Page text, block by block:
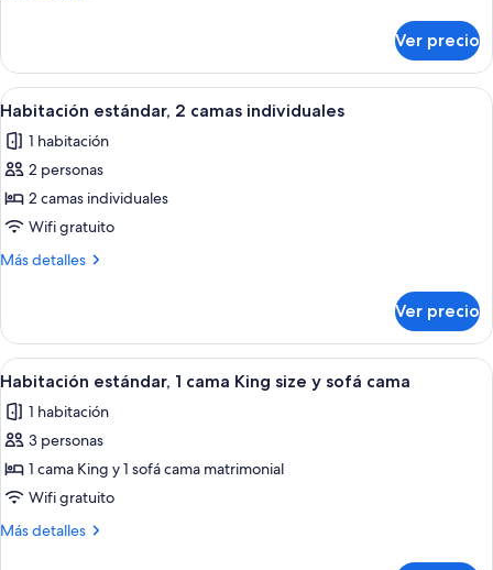
matrimonial
sofá
cama
estándar,
cama
sofá
Ver precio
Abrir
todas
las
fotos
de
Habitación
estándar,
individuales
Una habitación de hotel moderna
7
Habitación estándar, 2 camas individuales
1 habitación
2 personas
2 camas individuales
Wifi gratuito
Más detalles
Más
estándar,
camas
Ver precio
Abrir
todas
las
fotos
de
Habitación
estándar,
Una habitación de hotel moderna
10
Habitación estándar, 1 cama King size y sofá cama
1 habitación
3 personas
1 cama King y 1 sofá cama matrimonial
Wifi gratuito
Más detalles
Más